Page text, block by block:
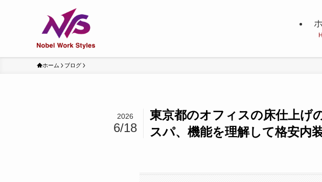
ホーム ブログ
東京都のオフィスの床仕上げ
スパ、機能を理解して格安内
2026
6/18